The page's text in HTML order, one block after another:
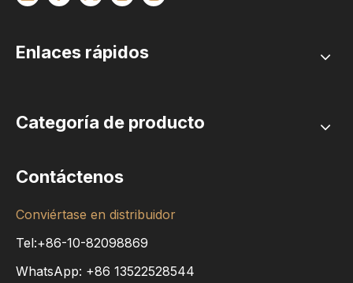
Enlaces rápidos
Categoría de producto
Contáctenos
Conviértase en distribuidor
Tel:+86-10-82098869
WhatsApp: +86 13522528544